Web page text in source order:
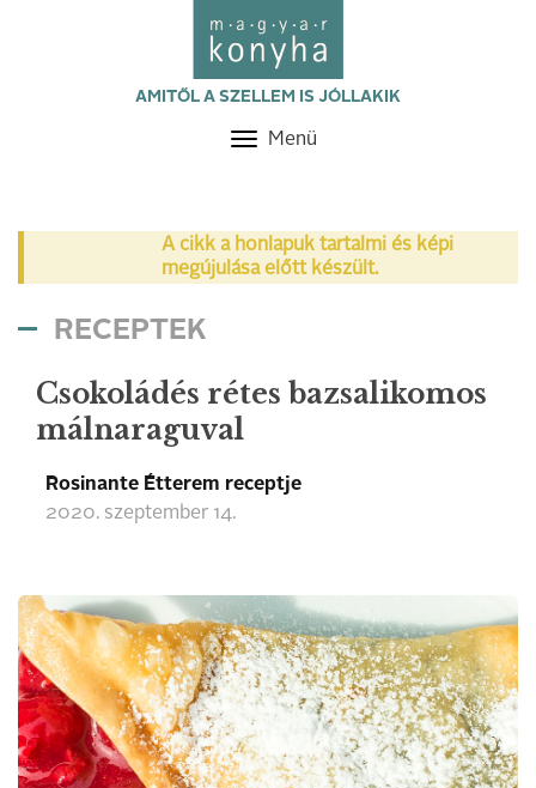
AMITŐL A SZELLEM IS JÓLLAKIK
Toggle
Menü
A cikk a honlapuk tartalmi és képi
megújulása előtt készült.
RECEPTEK
Csokoládés rétes bazsalikomos
málnaraguval
Rosinante Étterem receptje
2020. szeptember 14.